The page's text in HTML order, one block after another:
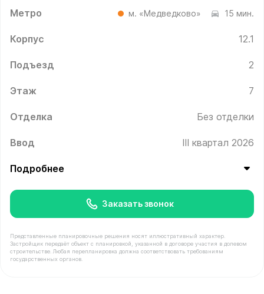
Метро м. «Медведково» 15 мин.
Корпус 12.1
Подъезд 2
Этаж 7
Отделка Без отделки
Ввод III квартал 2026
Подробнее
Заказать звонок
Представленные планировочные решения носят иллюстративный характер.
Застройщик передаёт объект с планировкой, указанной в договоре участия в долевом
строительстве. Любая перепланировка должна соответствовать требованиям
государственных органов.